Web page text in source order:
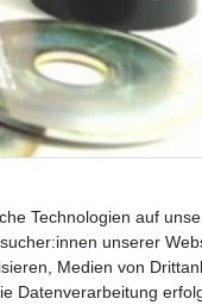
Technologien auf
unserer
Medien von
Datenverarbeitung